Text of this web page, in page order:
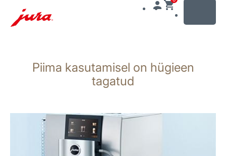
Piima kasutamisel on hügieen
tagatud